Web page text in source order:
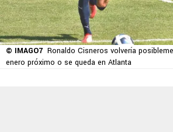
© IMAGO7 Ronaldo Cisneros volvería
enero próximo o se queda en Atlanta